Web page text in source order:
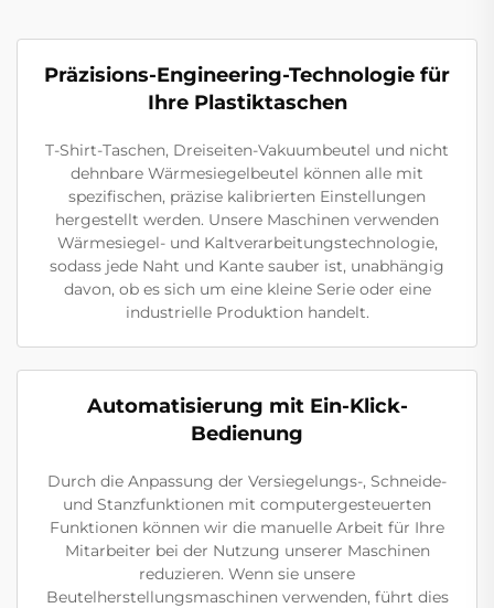
Präzisions-Engineering-Technologie für
Ihre Plastiktaschen
T-Shirt-Taschen, Dreiseiten-Vakuumbeutel und nicht
dehnbare Wärmesiegelbeutel können alle mit
spezifischen, präzise kalibrierten Einstellungen
hergestellt werden. Unsere Maschinen verwenden
Wärmesiegel- und Kaltverarbeitungstechnologie,
sodass jede Naht und Kante sauber ist, unabhängig
davon, ob es sich um eine kleine Serie oder eine
industrielle Produktion handelt.
Automatisierung mit Ein-Klick-
Bedienung
Durch die Anpassung der Versiegelungs-, Schneide-
und Stanzfunktionen mit computergesteuerten
Funktionen können wir die manuelle Arbeit für Ihre
Mitarbeiter bei der Nutzung unserer Maschinen
reduzieren. Wenn sie unsere
Beutelherstellungsmaschinen verwenden, führt dies